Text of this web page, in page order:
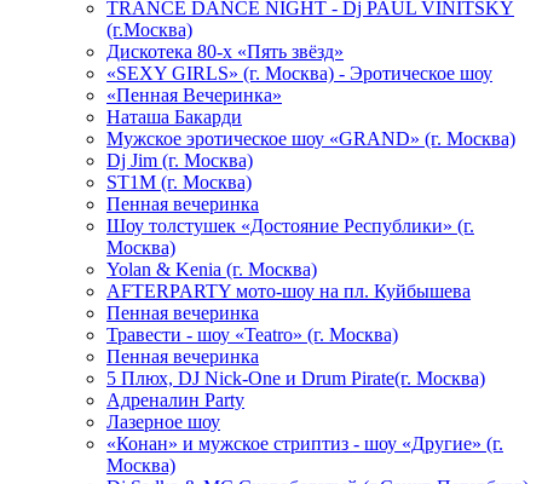
TRANCE DANCE NIGHT - Dj PAUL VINITSKY
(г.Москва)
Дискотека 80-х «Пять звёзд»
«SEXY GIRLS» (г. Москва) - Эротическое шоу
«Пенная Вечеринка»
Hаташа Бакарди
Мужское эротическое шоу «GRAND» (г. Москва)
Dj Jim (г. Москва)
ST1M (г. Москва)
Пенная вечеринка
Шоу толстушек «Достояние Республики» (г.
Москва)
Yolan & Kenia (г. Москва)
AFTERPARTY мото-шоу на пл. Куйбышева
Пенная вечеринка
Травести - шоу «Teatro» (г. Москва)
Пенная вечеринка
5 Плюх, DJ Nick-One и Drum Pirate(г. Москва)
Адреналин Party
Лазерное шоу
«Конан» и мужское стриптиз - шоу «Другие» (г.
Москва)